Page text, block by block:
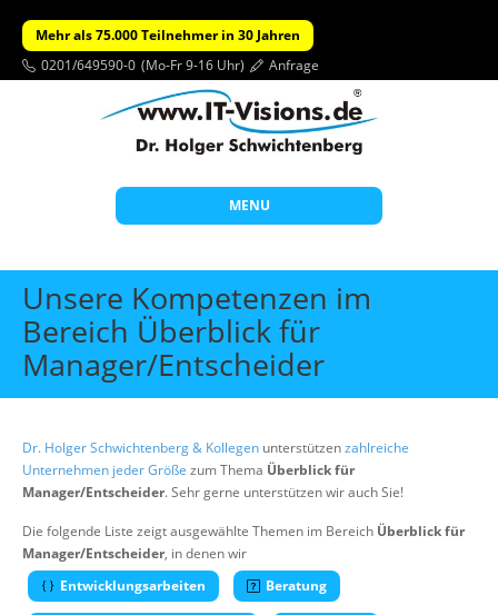
Mehr als 75.000 Teilnehmer in 30 Jahren
0201/649590-0 (Mo-Fr 9-16 Uhr) Anfrage
MENU
Start
Themen
Beratung
Wissen
Suche
Unsere Kompetenzen im
Bereich Überblick für
Manager/Entscheider
Dr. Holger Schwichtenberg & Kollegen unterstützenzahlreiche
Unternehmen jeder Größe zum Thema Überblick für
Manager/Entscheider. Sehr gerne unterstützen wir auch Sie!
Die folgende Liste zeigt ausgewählte Themen im Bereich Überblick für
Manager/Entscheider, in denen wir
Entwicklungsarbeiten
Beratung